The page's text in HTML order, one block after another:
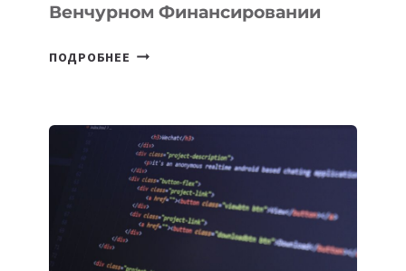
Венчурном Финансировании
ПОДРОБНЕЕ В
О
ВЕНЧУРНОМ
ФИНАНСИРОВАНИИ